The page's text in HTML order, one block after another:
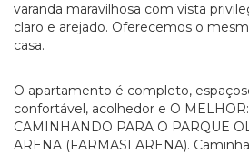
varanda maravilhosa com vista
claro e arejado. Oferecemos o
casa.
O apartamento é completo,
confortável, acolhedor e O MELHOR:
CAMINHANDO PARA O PARQUE
ARENA (FARMASI ARENA).